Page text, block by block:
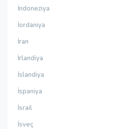
İndoneziya
İordaniya
İran
İrlandiya
İslandiya
İspaniya
İsrail
İsveç